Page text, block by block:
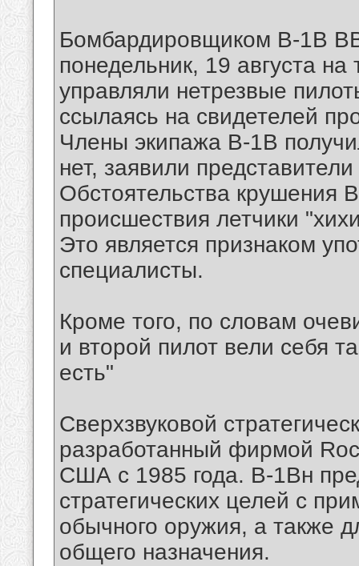
Бомбардировщиком B-1B
понедельник, 19 августа
управляли нетрезвые
ссылаясь на свидетелей
Члены экипажа B-1B
нет, заявили
Обстоятельства крушения
происшествия летчики
Это является признаком
специалисты.
Кроме того, по словам
и второй пилот вели себя
есть"
Сверхзвуковой
разработанный фирмой
США с 1985 года. В-1Вн
стратегических целей с
обычного оружия, а также
общего назначения.